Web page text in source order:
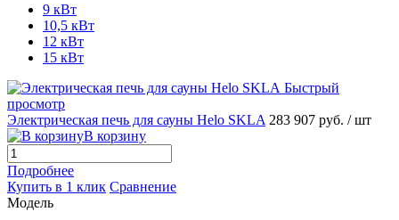
9 кВт
10,5 кВт
12 кВт
15 кВт
Быстрый
просмотр
Электрическая печь для сауны Helo SKLA 283 907 руб. / шт
В корзину
Подробнее
Купить в 1 клик Сравнение
Модель